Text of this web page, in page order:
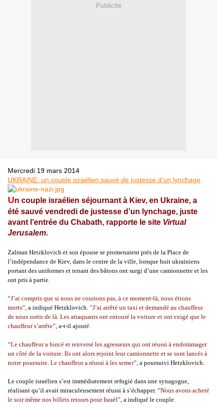
Publicité
Mercredi 19 mars 2014
UKRAINE: un couple israélien sauvé de justesse d’un lynchage
Un couple israélien séjournant à Kiev, en Ukraine, a
été sauvé vendredi de justesse d’un lynchage, juste
avant l’entrée du Chabath, rapporte le site Virtual
Jerusalem.
Zalman Hetzklovich et son épouse se promenaient prés de la Place de
l’indépendance de Kiev, dans le centre de la ville, lorsque huit ukrainiens
portant des uniformes et tenant des bâtons ont surgi d’une camionnette et les
ont pris à partie.
“J’ai compris que si nous ne courions pas, à ce moment-là, nous étions
morts”, a indiqué Hetzklovich. “J’ai arrêté un taxi et demandé au chauffeur
de nous sortir de là. Les attaquants ont entouré la voiture et ont exigé que le
chauffeur s’arrête”, a-t-il ajouté.
“Le chauffeur a foncé et renversé les agresseurs qui ont réussi à endommager
un côté de la voiture. Ils ont alors rejoint leur camionnette et se sont lancés à
notre poursuite. Le chauffeur a réussi à les semer”, a poursuivi Hetzklovich.
Le couple israélien s’est immédiatement refugié dans une synagogue,
réalisant qu’il avait miraculeusement réussi à s’échapper. “Nous avons acheté
le soir même nos billets retours pour Israël”, a indiqué le couple.